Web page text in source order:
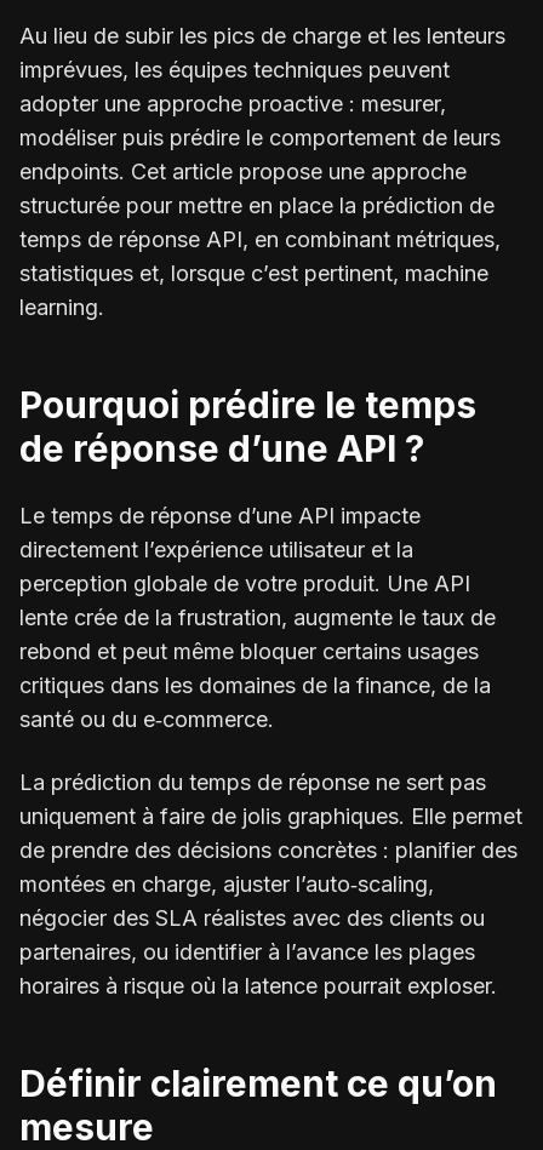
Au lieu de subir les pics de charge et les lenteurs
imprévues, les équipes techniques peuvent
adopter une approche proactive : mesurer,
modéliser puis prédire le comportement de leurs
endpoints. Cet article propose une approche
structurée pour mettre en place la prédiction de
temps de réponse API, en combinant métriques,
statistiques et, lorsque c’est pertinent, machine
learning.
Pourquoi prédire le temps
de réponse d’une API ?
Le temps de réponse d’une API impacte
directement l’expérience utilisateur et la
perception globale de votre produit. Une API
lente crée de la frustration, augmente le taux de
rebond et peut même bloquer certains usages
critiques dans les domaines de la finance, de la
santé ou du e‑commerce.
La prédiction du temps de réponse ne sert pas
uniquement à faire de jolis graphiques. Elle permet
de prendre des décisions concrètes : planifier des
montées en charge, ajuster l’auto‑scaling,
négocier des SLA réalistes avec des clients ou
partenaires, ou identifier à l’avance les plages
horaires à risque où la latence pourrait exploser.
Définir clairement ce qu’on
mesure